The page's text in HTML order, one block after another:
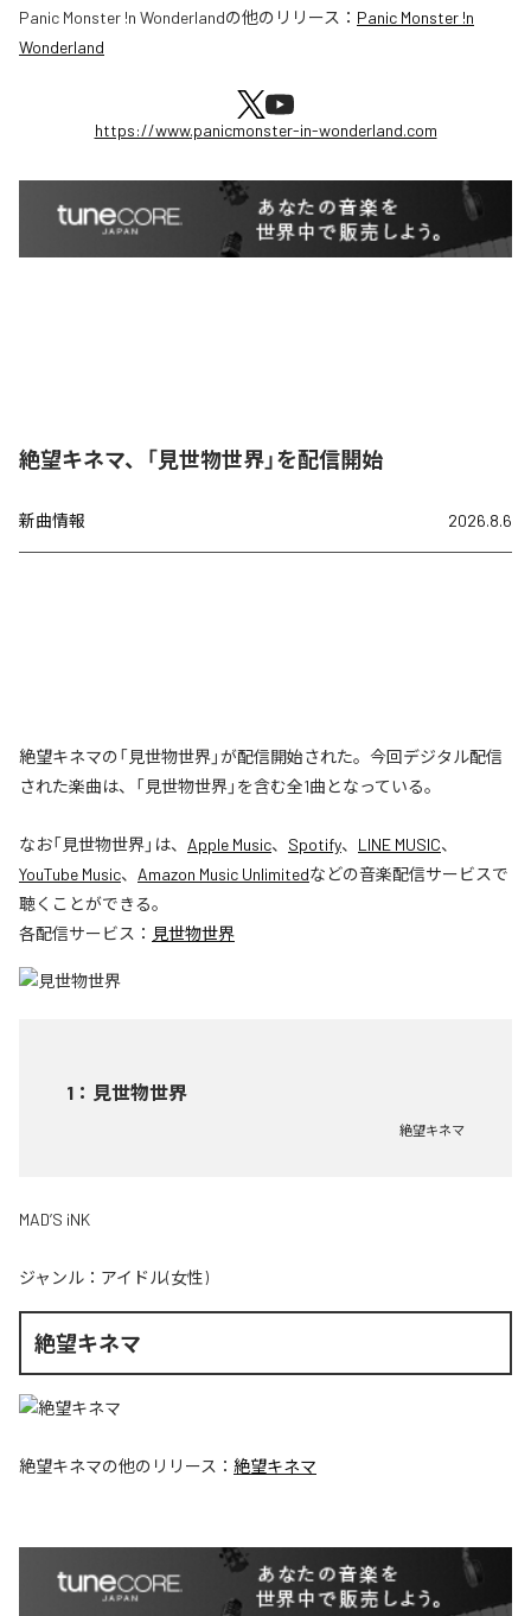
Panic Monster !n Wonderlandの他のリリース： Panic Monster !n
Wonderland
https://www.panicmonster-in-wonderland.com
絶望キネマ、「見世物世界」を配信開始
新曲情報 2026.8.6
絶望キネマの「見世物世界」が配信開始された。今回デジタル配信
された楽曲は、「見世物世界」を含む全1曲となっている。
なお「見世物世界」は、 Apple Music、 Spotify、 LINE MUSIC、
YouTube Music、 Amazon Music Unlimitedなどの音楽配信サービスで
聴くことができる。
各配信サービス： 見世物世界
1 ： 見世物世界
絶望キネマ
MAD’S iNK
ジャンル： アイドル(女性)
絶望キネマ
絶望キネマの他のリリース： 絶望キネマ